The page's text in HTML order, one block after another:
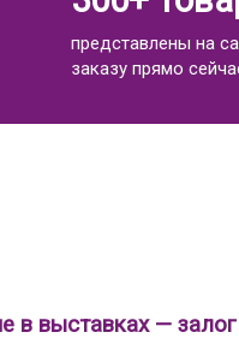
представлены на
заказу прямо
в выставках —